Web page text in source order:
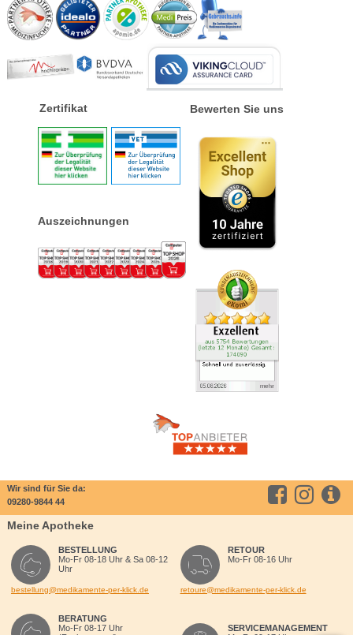
Zertifikat
Auszeichnungen
Bewerten Sie uns
Wir sind für Sie da:
09280-9844 44
Meine Apotheke
BESTELLUNG
Mo-Fr 08-18 Uhr & Sa 08-12
Uhr
bestellung@medikamente-per-klick.de
BERATUNG
Mo-Fr 08-17 Uhr
RETOUR
Mo-Fr 08-16 Uhr
retoure@medikamente-per-klick.de
SERVICEMANAGEMENT